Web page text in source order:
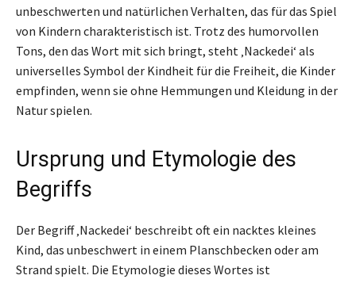
unbeschwerten und natürlichen Verhalten, das für das Spiel
von Kindern charakteristisch ist. Trotz des humorvollen
Tons, den das Wort mit sich bringt, steht ‚Nackedei‘ als
universelles Symbol der Kindheit für die Freiheit, die Kinder
empfinden, wenn sie ohne Hemmungen und Kleidung in der
Natur spielen.
Ursprung und Etymologie des
Begriffs
Der Begriff ‚Nackedei‘ beschreibt oft ein nacktes kleines
Kind, das unbeschwert in einem Planschbecken oder am
Strand spielt. Die Etymologie dieses Wortes ist